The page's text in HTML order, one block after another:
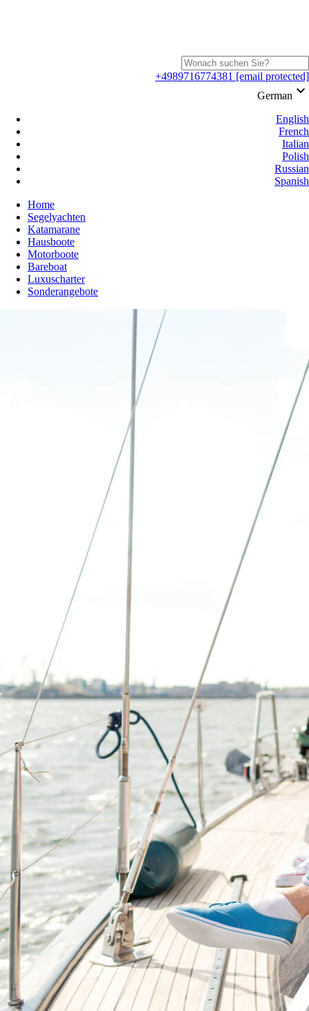
+4989716774381 [email protected]
German keyboard_arrow_down
English
French
Italian
Polish
Russian
Spanish
Home
Segelyachten
Katamarane
Hausboote
Motorboote
Bareboat
Luxuscharter
Sonderangebote